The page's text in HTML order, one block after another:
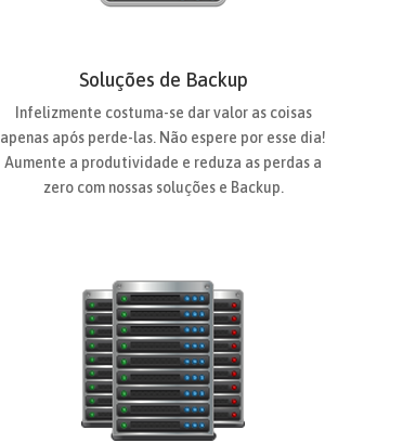
Soluções de Backup
Infelizmente costuma-se dar valor as coisas
apenas após perde-las. Não espere por esse dia!
Aumente a produtividade e reduza as perdas a
zero com nossas soluções e Backup.